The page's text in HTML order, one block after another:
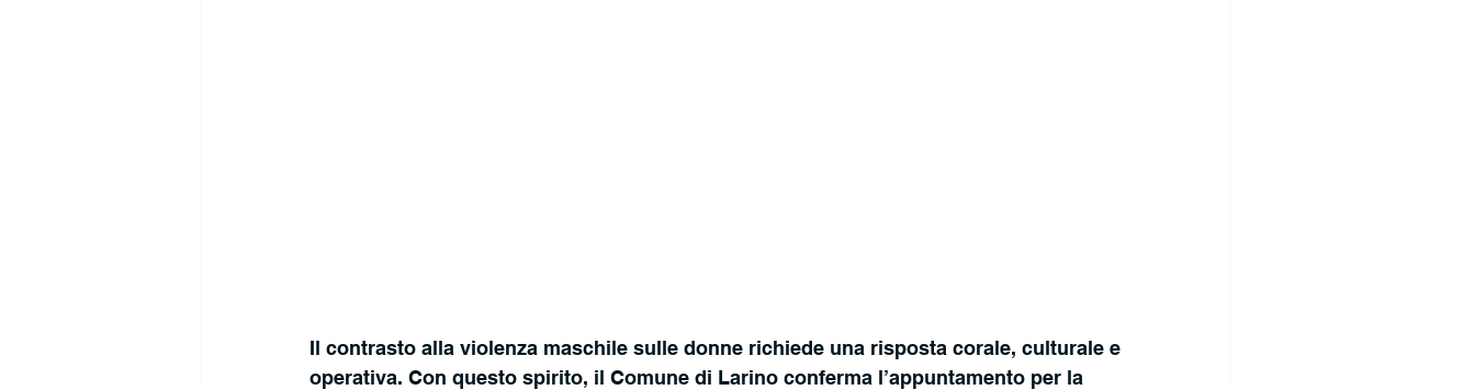
Il contrasto alla violenza maschile sulle donne richiede una risposta corale, culturale e
operativa. Con questo spirito, il Comune di Larino conferma l’appuntamento per la